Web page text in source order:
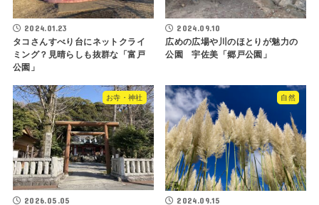
2024.01.23
タコさんすべり台にネットクライ
ミング？見晴らしも抜群な「富戸
公園」
2024.09.10
広めの広場や川のほとりが魅力の
公園 宇佐美「郷戸公園」
お寺・神社
2026.05.05
自然
2024.09.15